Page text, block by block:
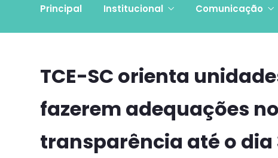
Principal Institucional Comunicação
TCE-SC orienta
fazerem adequações
transparência até o dia